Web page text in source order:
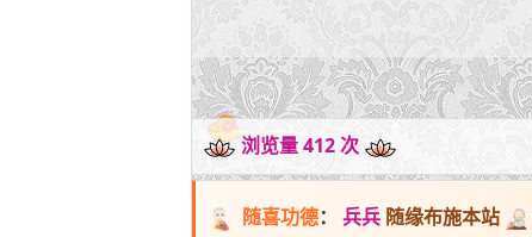
浏览量 412 次
随喜功德： 兵兵 随缘布施本站